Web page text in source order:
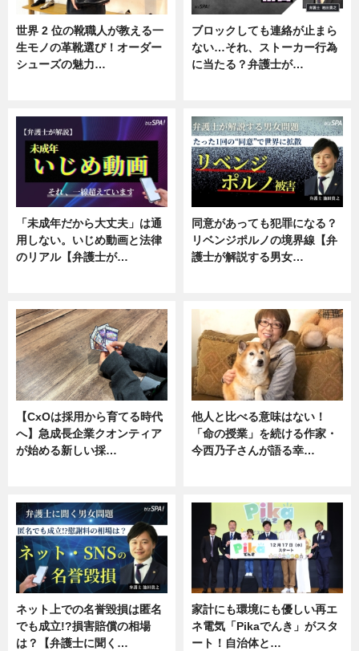
世界 2 位の靴職人が教える一
生モノの革靴選び！オーダー
シューズの魅力…
ブロックしても連絡が止まら
ない…それ、ストーカー行為
に当たる？弁護士が…
「未成年だから大丈夫」は通
用しない。いじめ動画と法律
のリアル【弁護士が…
同意があっても犯罪になる？
リベンジポルノの境界線【弁
護士が解説する男女…
【CxOは採用から育てる時代
へ】急成長企業クオンティア
が始める新しい採…
他人と比べる意味はない！
「命の授業」を続ける作家・
今西乃子さんが語る幸…
ネット上での名誉毀損は匿名
でも成立!?損害賠償の相場
は？【弁護士に聞く…
家計にも環境にも優しい再エ
ネ電気「Pikaでんき」がスタ
ート！自治体と…